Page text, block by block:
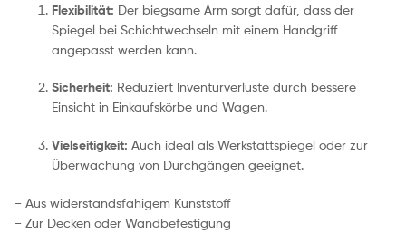
Flexibilität: Der biegsame Arm sorgt dafür, dass der
Spiegel bei Schichtwechseln mit einem Handgriff
angepasst werden kann.
Sicherheit: Reduziert Inventurverluste durch bessere
Einsicht in Einkaufskörbe und Wagen.
Vielseitigkeit: Auch ideal als Werkstattspiegel oder zur
Überwachung von Durchgängen geeignet.
– Aus widerstandsfähigem Kunststoff
– Zur Decken oder Wandbefestigung